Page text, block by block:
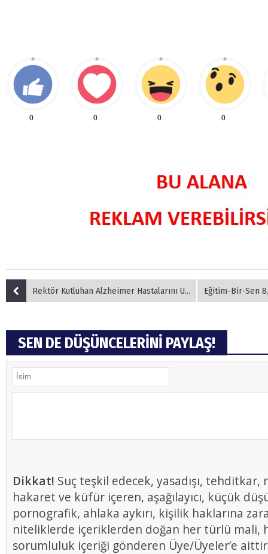
0 0 0 0
Rektör Kutluhan Alzheimer Hastalarını Unutmadı Eğitim-Bir-Sen
SEN DE DÜŞÜNCELERİNİ PAYLAŞ!
Dikkat! Suç teşkil edecek, yasadışı, tehditkar,
hakaret ve küfür içeren, aşağılayıcı, küçük
pornografik, ahlaka aykırı, kişilik haklarına
niteliklerde içeriklerden doğan her türlü mali,
sorumluluk içeriği gönderen Üye/Üyeler’e